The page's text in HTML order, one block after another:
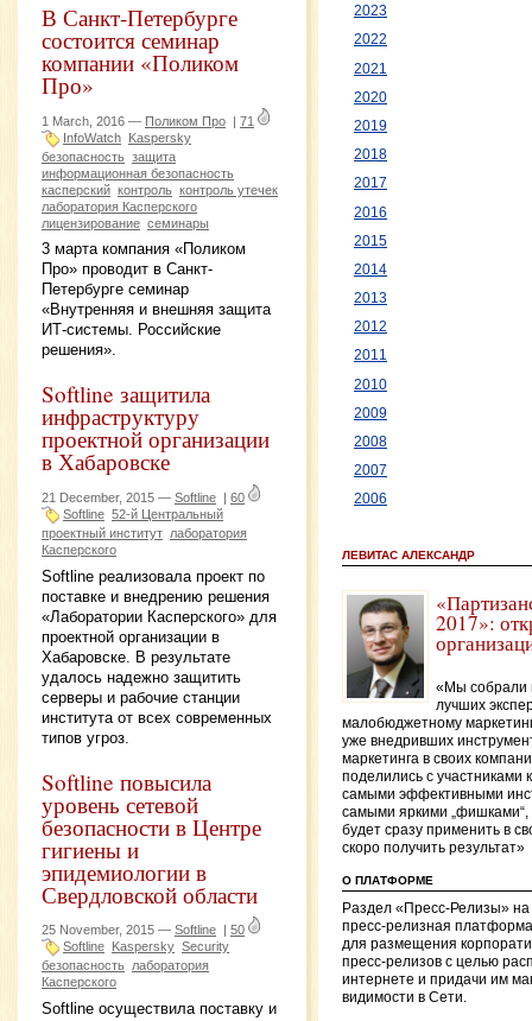
В Санкт-Петербурге
состоится семинар
компании «Поликом
Про»
1 March, 2016 — Поликом Про | 71
InfoWatch Kaspersky
безопасность защита
информационная безопасность
касперский контроль контроль утечек
лаборатория Касперского
лицензирование семинары
3 марта компания «Поликом
Про» проводит в Санкт-
Петербурге семинар
«Внутренняя и внешняя защита
ИТ-системы. Российские
решения».
Softline защитила
инфраструктуру
проектной организации
в Хабаровске
21 December, 2015 — Softline | 60
Softline 52-й Центральный
проектный институт лаборатория
Касперского
Softline реализовала проект по
поставке и внедрению решения
«Лаборатории Касперского» для
проектной организации в
Хабаровске. В результате
удалось надежно защитить
серверы и рабочие станции
института от всех современных
типов угроз.
Softline повысила
уровень сетевой
безопасности в Центре
гигиены и
эпидемиологии в
Свердловской области
25 November, 2015 — Softline
50
Softline
Kaspersky Security
безопасность лаборатория
Касперского
Softline осуществила поставку и
2023
2022
2021
2020
2019
2018
2017
2016
2015
2014
2013
2012
2011
2010
2009
2008
2007
2006
ЛЕВИТАС АЛЕКСАНДР
2017»:
«Мы собрали
лучших
малобюджетному
уже внедривших
маркетинга в своих
поделились с участниками
самыми эффективными
самыми яркими
будет сразу применить в
скоро получить результат»
О ПЛАТФОРМЕ
Раздел «Пресс-Релизы»
пресс-релизная
для размещения
пресс-релизов с целью
интернете и придачи им
видимости в Сети.